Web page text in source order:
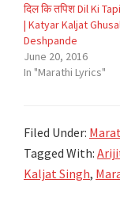
दिल कि तपिश Dil Ki
| Katyar Kaljat
Deshpande
June 20, 2016
In "Marathi Lyrics"
Filed Under:
Tagged With:
Kaljat Singh,